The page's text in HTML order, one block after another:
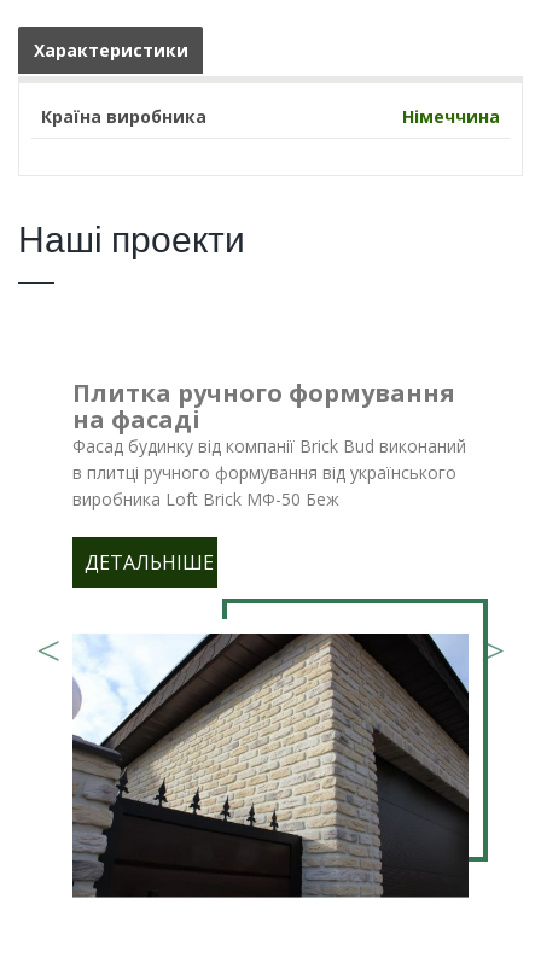
Характеристики
Країна виробника Німеччина
Наші проекти
Плитка ручного формування
на фасаді
Фасад будинку від компанії Brick Bud виконаний
в плитці ручного формування від українського
виробника Loft Brick МФ-50 Беж
ДЕТАЛЬНІШЕ